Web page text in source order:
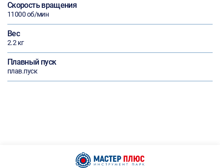
Скорость вращения
11000 об/мин
Вес
2.2 кг
Плавный пуск
плав.пуск